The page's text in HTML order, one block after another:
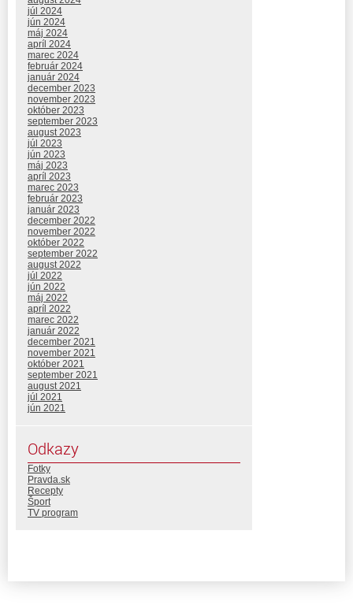
júl 2024
jún 2024
máj 2024
apríl 2024
marec 2024
február 2024
január 2024
december 2023
november 2023
október 2023
september 2023
august 2023
júl 2023
jún 2023
máj 2023
apríl 2023
marec 2023
február 2023
január 2023
december 2022
november 2022
október 2022
september 2022
august 2022
júl 2022
jún 2022
máj 2022
apríl 2022
marec 2022
január 2022
december 2021
november 2021
október 2021
september 2021
august 2021
júl 2021
jún 2021
Odkazy
Fotky
Pravda.sk
Recepty
Šport
TV program